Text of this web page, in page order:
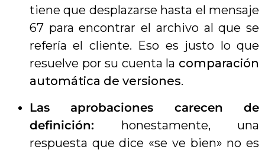
tiene que desplazarse hasta el mensaje
67 para encontrar el archivo al que se
refería el cliente. Eso es justo lo que
resuelve por su cuenta la comparación
automática de versiones.
Las aprobaciones carecen de
definición: honestamente, una
respuesta que dice «se ve bien» no es